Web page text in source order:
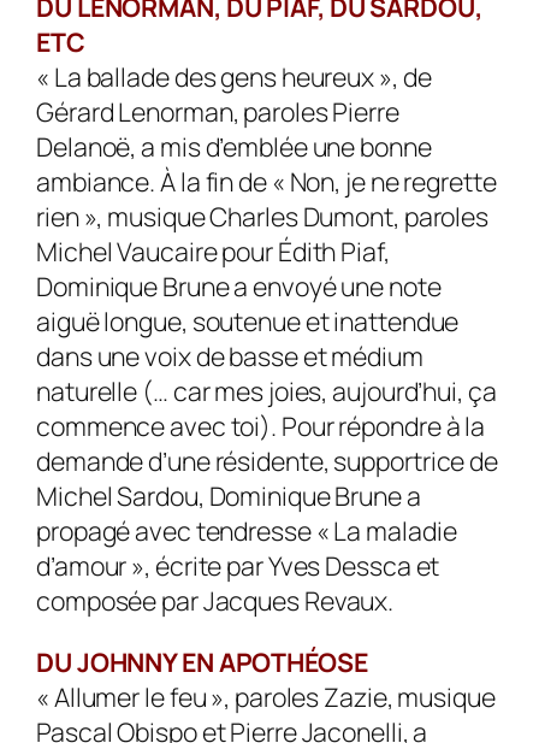
DU LENORMAN, DU PIAF, DU SARDOU,
ETC
« La ballade des gens heureux », de
Gérard Lenorman, paroles Pierre
Delanoë, a mis d’emblée une bonne
ambiance. À la fin de « Non, je ne regrette
rien », musique Charles Dumont, paroles
Michel Vaucaire pour Édith Piaf,
Dominique Brune a envoyé une note
aiguë longue, soutenue et inattendue
dans une voix de basse et médium
naturelle (… car mes joies, aujourd’hui, ça
commence avec toi). Pour répondre à la
demande d’une résidente, supportrice de
Michel Sardou, Dominique Brune a
propagé avec tendresse « La maladie
d’amour », écrite par Yves Dessca et
composée par Jacques Revaux.
DU JOHNNY EN APOTHÉOSE
« Allumer le feu », paroles Zazie, musique
Pascal Obispo et Pierre Jaconelli, a